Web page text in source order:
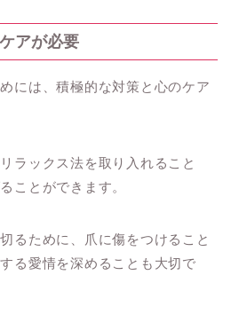
アが必要
には、積極的な対策と心のケア
ラックス法を取り入れること
ことができます。
るために、爪に傷をつけること
る愛情を深めることも大切で